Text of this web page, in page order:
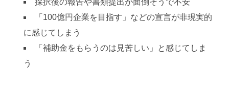
「100億円企業を目指す」などの宣言が非現実的
に感じてしまう
「補助金をもらうのは見苦しい」と感じてしま
う